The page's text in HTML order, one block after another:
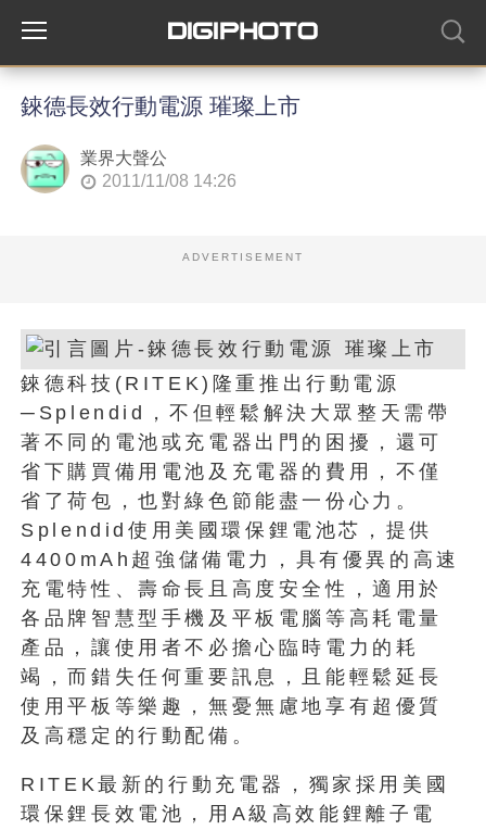
錸德長效行動電源 璀璨上市
業界大聲公
2011/11/08 14:26
ADVERTISEMENT
錸德科技(RITEK)隆重推出行動電源
─Splendid，不但輕鬆解決大眾整天需帶
著不同的電池或充電器出門的困擾，還可
省下購買備用電池及充電器的費用，不僅
省了荷包，也對綠色節能盡一份心力。
Splendid使用美國環保鋰電池芯，提供
4400mAh超強儲備電力，具有優異的高速
充電特性、壽命長且高度安全性，適用於
各品牌智慧型手機及平板電腦等高耗電量
產品，讓使用者不必擔心臨時電力的耗
竭，而錯失任何重要訊息，且能輕鬆延長
使用平板等樂趣，無憂無慮地享有超優質
及高穩定的行動配備。
RITEK最新的行動充電器，獨家採用美國
環保鋰長效電池，用A級高效能鋰離子電